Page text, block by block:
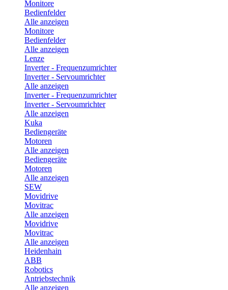
Monitore
Bedienfelder
Alle anzeigen
Monitore
Bedienfelder
Alle anzeigen
Lenze
Inverter - Frequenzumrichter
Inverter - Servoumrichter
Alle anzeigen
Inverter - Frequenzumrichter
Inverter - Servoumrichter
Alle anzeigen
Kuka
Bediengeräte
Motoren
Alle anzeigen
Bediengeräte
Motoren
Alle anzeigen
SEW
Movidrive
Movitrac
Alle anzeigen
Movidrive
Movitrac
Alle anzeigen
Heidenhain
ABB
Robotics
Antriebstechnik
Alle anzeigen